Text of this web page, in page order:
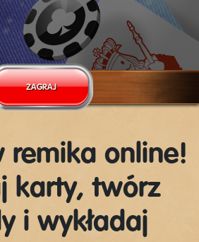
ZAGRAJ
remika online!
karty, twórz
i wykładaj